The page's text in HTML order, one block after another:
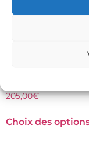
205,00€
Choix des